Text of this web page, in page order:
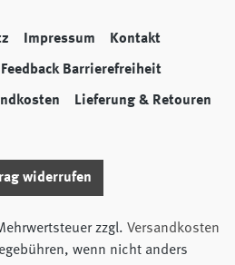
Impressum Kontakt
Feedback Barrierefreiheit
Lieferung & Retouren
widerrufen
zzgl. Versandkosten
wenn nicht anders